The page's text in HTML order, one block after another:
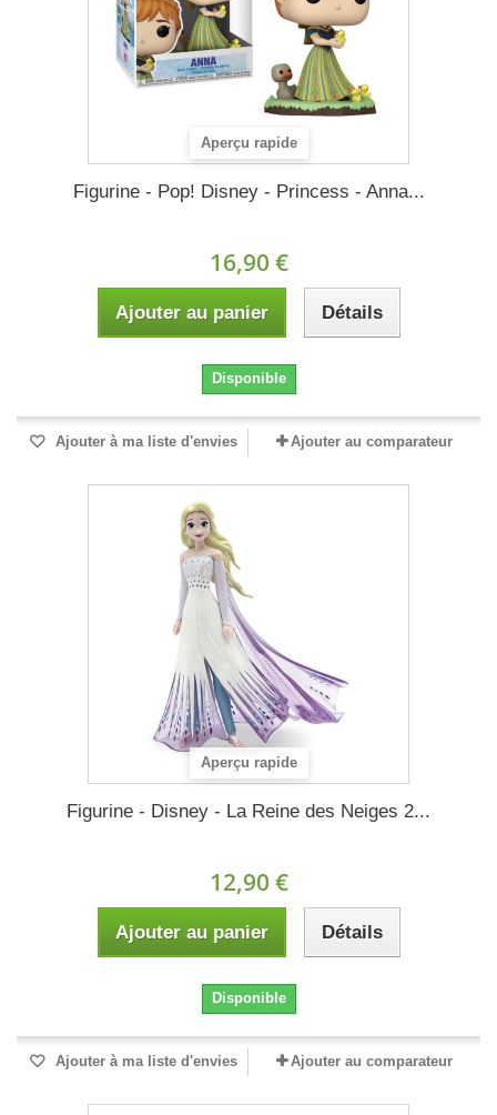
Aperçu rapide
Figurine - Pop! Disney - Princess - Anna...
16,90 €
Ajouter au panier Détails
Disponible
Ajouter à ma liste d'envies Ajouter au comparateur
Aperçu rapide
Figurine - Disney - La Reine des Neiges 2...
12,90 €
Ajouter au panier Détails
Disponible
Ajouter à ma liste d'envies Ajouter au comparateur